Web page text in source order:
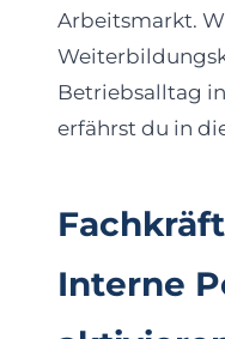
Arbeitsmarkt.
Betriebsalltag
erfährst du in
Interne